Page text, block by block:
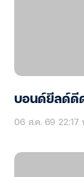
บอนด์ยีลด์ดี
06 ส.ค. 69 22:17